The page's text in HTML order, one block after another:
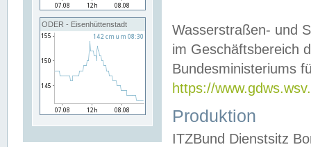
ODER - Eisenhüttenstadt
Wasserstraßen- und
im Geschäftsbereich
Bundesministeriums
https://
Produktion
ITZBund Dienstsitz